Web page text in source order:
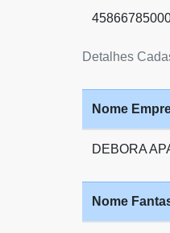
Detalhes
Nome
DEBORA
Nome